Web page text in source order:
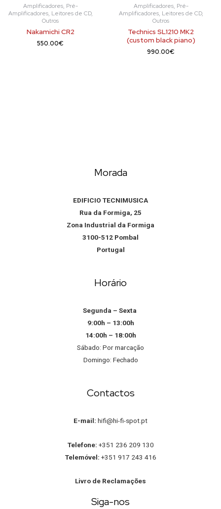
Amplificadores, Pré-
Amplificadores, Leitores de CD,
Outros
Nakamichi CR2
550.00€
Amplificadores, Pré-
Amplificadores, Leitores de CD,
Outros
Technics SL1210 MK2
(custom black piano)
990.00€
Morada
EDIFICIO TECNIMUSICA
Rua da Formiga, 25
Zona Industrial da Formiga
3100-512 Pombal
Portugal
Horário
Segunda – Sexta
9:00h – 13:00h
14:00h – 18:00h
Sábado: Por marcação
Domingo: Fechado
Contactos
E-mail: hifi@hi-fi-spot.pt
Telefone: +351 236 209 130
Telemóvel: +351 917 243 416
Livro de Reclamações
Siga-nos